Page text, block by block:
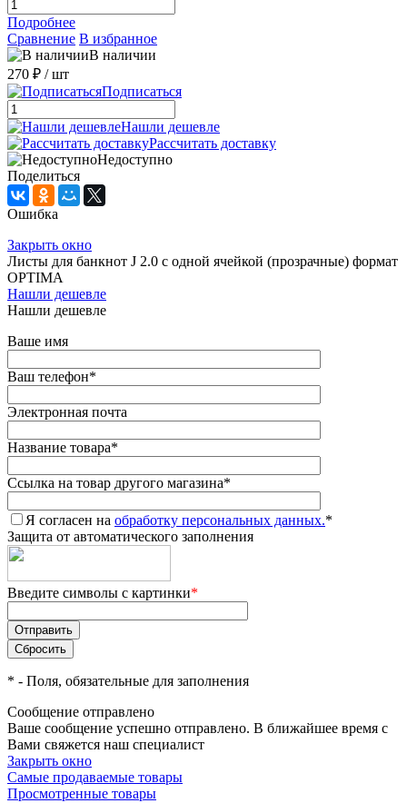
Подробнее
Сравнение В избранное
В наличии
270 ₽ / шт
Подписаться
Нашли дешевле
Рассчитать доставку
Недоступно
Поделиться
Ошибка
Закрыть окно
Листы для банкнот J 2.0 с одной ячейкой (прозрачные) формат
OPTIMA
Нашли дешевле
Нашли дешевле
Ваше имя
Ваш телефон*
Электронная почта
Название товара*
Ссылка на товар другого магазина*
Я согласен на обработку персональных данных.*
Защита от автоматического заполнения
Введите символы с картинки*
* - Поля, обязательные для заполнения
Сообщение отправлено
Ваше сообщение успешно отправлено. В ближайшее время с
Вами свяжется наш специалист
Закрыть окно
Самые продаваемые товары
Просмотренные товары